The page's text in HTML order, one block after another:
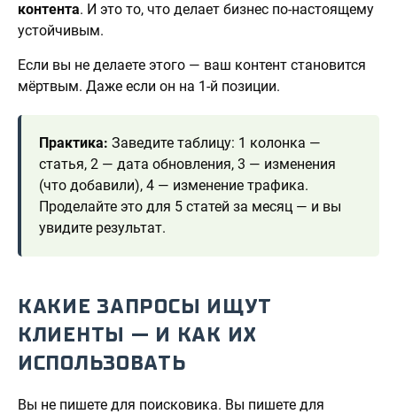
контента. И это то, что делает бизнес по-настоящему
устойчивым.
Если вы не делаете этого — ваш контент становится
мёртвым. Даже если он на 1-й позиции.
Практика: Заведите таблицу: 1 колонка —
статья, 2 — дата обновления, 3 — изменения
(что добавили), 4 — изменение трафика.
Проделайте это для 5 статей за месяц — и вы
увидите результат.
КАКИЕ ЗАПРОСЫ ИЩУТ
КЛИЕНТЫ — И КАК ИХ
ИСПОЛЬЗОВАТЬ
Вы не пишете для поисковика. Вы пишете для